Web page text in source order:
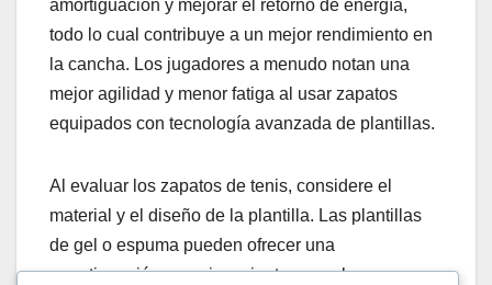
amortiguación y mejorar el retorno de energía,
todo lo cual contribuye a un mejor rendimiento en
la cancha. Los jugadores a menudo notan una
mejor agilidad y menor fatiga al usar zapatos
equipados con tecnología avanzada de plantillas.
Al evaluar los zapatos de tenis, considere el
material y el diseño de la plantilla. Las plantillas
de gel o espuma pueden ofrecer una
amortiguación superior, mientras que los